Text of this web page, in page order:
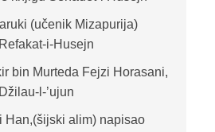
(učenik Mizapurija)
i-Husejn
bin Murteda Fejzi Horasani,
l-’ujun
Han,(šijski alim) napisao